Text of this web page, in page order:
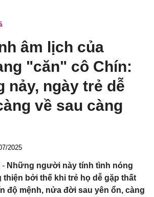
âm lịch của
"căn" cô Chín:
nảy, ngày trẻ dễ
về sau càng
2025
- Những người này tính tình nóng
bởi thế khi trẻ họ dễ gặp thất
độ mệnh, nửa đời sau yên ổn, càng